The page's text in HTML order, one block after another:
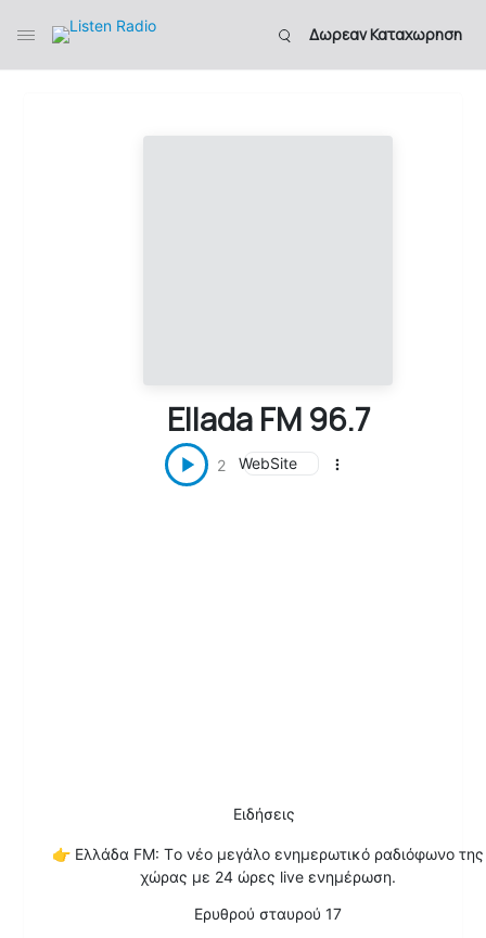
Δωρεαν Καταχωρηση
Ellada FM 96.7
2 WebSite
Ειδήσεις
👉 Ελλάδα FM: Τo νέο μεγάλο ενημερωτικό ραδιόφωνο της
χώρας με 24 ώρες live ενημέρωση.
Ερυθρού σταυρού 17